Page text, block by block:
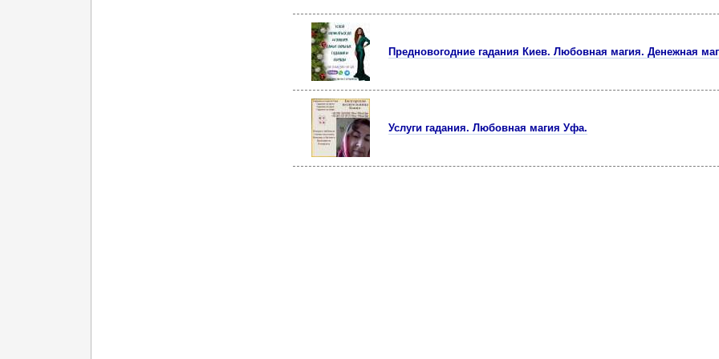
Предновогодние гадания Киев. Любовная магия. Денежная
Услуги гадания. Любовная магия Уфа.